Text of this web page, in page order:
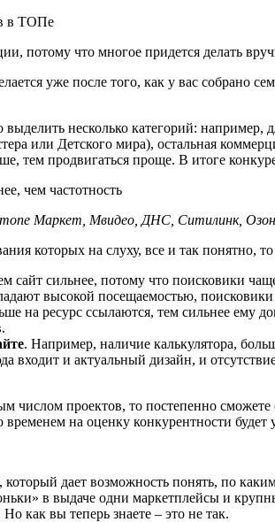
в ТОПе
потому что многое придется делать
уже после того, как у вас собрано
несколько категорий:
или Детского мира), остальная
тем продвигаться проще. В итоге
Маркет, Мвидео, ДНС, Ситилинк, Озон
которых на слуху, все и так
сайт сильнее, потому что поисковики
высокой посещаемостью,
на ресурс ссылаются, тем сильнее ему
. Например, наличие калькулятора,
входит и актуальный дизайн, и
числом проектов, то постепенно
временем на оценку конкурентности
дает возможность понять, по
в выдаче одни маркетплейсы и
как вы теперь знаете – это не так.